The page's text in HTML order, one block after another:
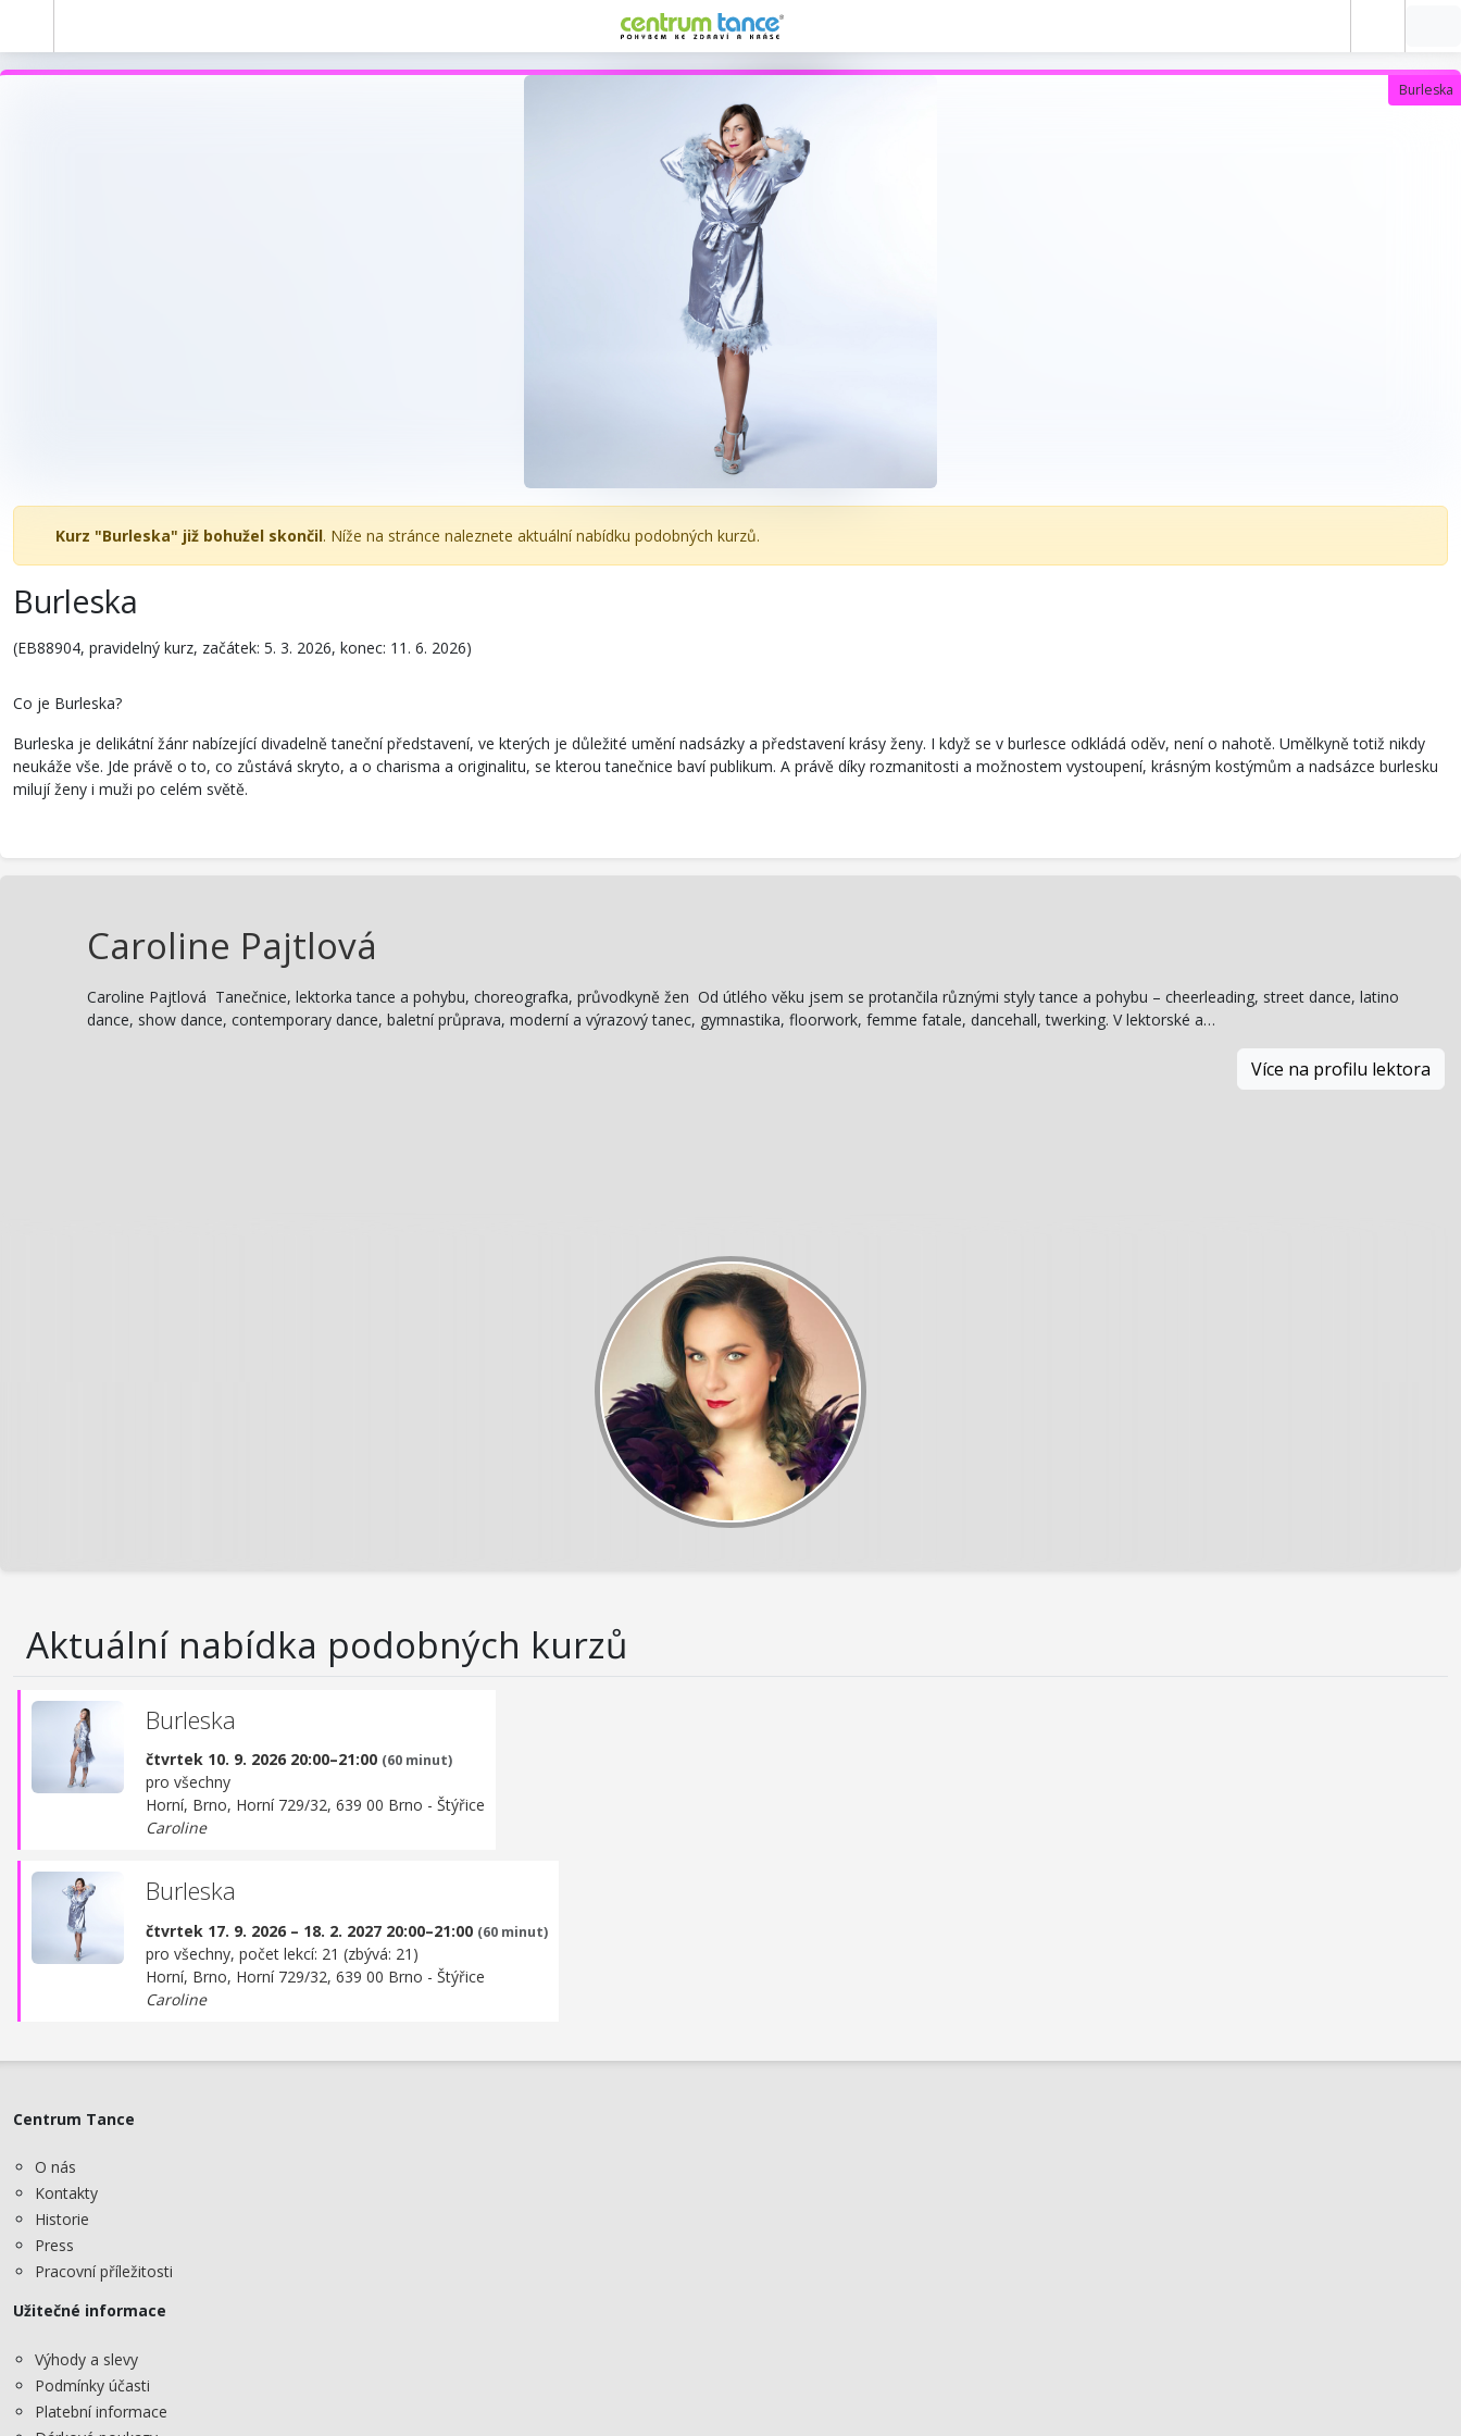
Burleska
Kurz "Burleska" již bohužel skončil. Níže na stránce naleznete aktuální nabídku podobných kurzů.
Burleska
(EB88904, pravidelný kurz, začátek: 5. 3. 2026, konec: 11. 6. 2026)
Co je Burleska?
Burleska je delikátní žánr nabízející divadelně taneční představení, ve kterých je důležité umění nadsázky a představení krásy ženy. I když se v burlesce odkládá oděv, není o nahotě. Umělkyně totiž nikdy
neukáže vše. Jde právě o to, co zůstává skryto, a o charisma a originalitu, se kterou tanečnice baví publikum. A právě díky rozmanitosti a možnostem vystoupení, krásným kostýmům a nadsázce burlesku
milují ženy i muži po celém světě.
Caroline Pajtlová
Caroline Pajtlová Tanečnice, lektorka tance a pohybu, choreografka, průvodkyně žen Od útlého věku jsem se protančila různými styly tance a pohybu – cheerleading, street dance, latino
dance, show dance, contemporary dance, baletní průprava, moderní a výrazový tanec, gymnastika, floorwork, femme fatale, dancehall, twerking. V lektorské a…
Více na profilu lektora
Aktuální nabídka podobných kurzů
Burleska
čtvrtek 10. 9. 2026 20:00–21:00 (60 minut)
pro všechny
Horní, Brno, Horní 729/32, 639 00 Brno - Štýřice
Caroline
Burleska
čtvrtek 17. 9. 2026 – 18. 2. 2027 20:00–21:00 (60 minut)
pro všechny, počet lekcí: 21 (zbývá: 21)
Horní, Brno, Horní 729/32, 639 00 Brno - Štýřice
Caroline
Centrum Tance
O nás
Kontakty
Historie
Press
Pracovní příležitosti
Užitečné informace
Výhody a slevy
Podmínky účasti
Platební informace